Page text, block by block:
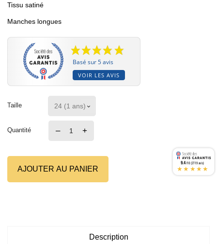
Tissu satiné
Manches longues
Basé sur 5 avis
VOIR LES AVIS
Taille
Quantité – +
AJOUTER AU PANIER
Description
9.4/10 (2719 avis)
★★★★★